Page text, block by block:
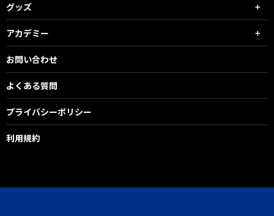
グッズ
アカデミー
お問い合わせ
よくある質問
プライバシーポリシー
利用規約